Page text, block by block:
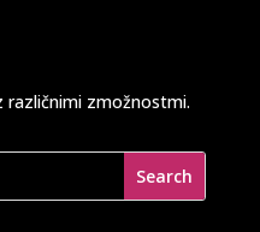
različnimi zmožnostmi.